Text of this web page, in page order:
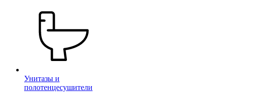
Унитазы и
полотенцесушители